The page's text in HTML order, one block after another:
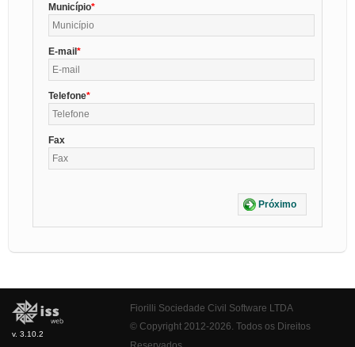
Município
E-mail
Telefone
Fax
Próximo
v. 3.10.2
Fiorilli Sociedade Civil Software LTDA
© Copyright 2012-2026. Todos os Direitos